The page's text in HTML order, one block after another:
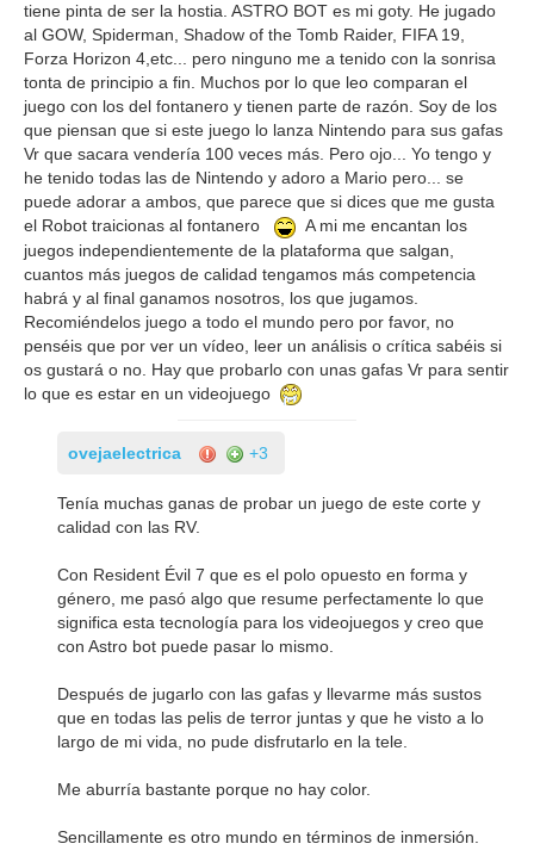
tiene pinta de ser la hostia. ASTRO BOT es mi goty. He jugado
al GOW, Spiderman, Shadow of the Tomb Raider, FIFA 19,
Forza Horizon 4,etc... pero ninguno me a tenido con la sonrisa
tonta de principio a fin. Muchos por lo que leo comparan el
juego con los del fontanero y tienen parte de razón. Soy de los
que piensan que si este juego lo lanza Nintendo para sus gafas
Vr que sacara vendería 100 veces más. Pero ojo... Yo tengo y
he tenido todas las de Nintendo y adoro a Mario pero... se
puede adorar a ambos, que parece que si dices que me gusta
el Robot traicionas al fontanero
A mi me encantan los
juegos independientemente de la plataforma que salgan,
cuantos más juegos de calidad tengamos más competencia
habrá y al final ganamos nosotros, los que jugamos.
Recomiéndelos juego a todo el mundo pero por favor, no
penséis que por ver un vídeo, leer un análisis o crítica sabéis si
os gustará o no. Hay que probarlo con unas gafas Vr para sentir
lo que es estar en un videojuego
ovejaelectrica +3
Tenía muchas ganas de probar un juego de este corte y
calidad con las RV.
Con Resident Évil 7 que es el polo opuesto en forma y
género, me pasó algo que resume perfectamente lo que
significa esta tecnología para los videojuegos y creo que
con Astro bot puede pasar lo mismo.
Después de jugarlo con las gafas y llevarme más sustos
que en todas las pelis de terror juntas y que he visto a lo
largo de mi vida, no pude disfrutarlo en la tele.
Me aburría bastante porque no hay color.
Sencillamente es otro mundo en términos de inmersión.